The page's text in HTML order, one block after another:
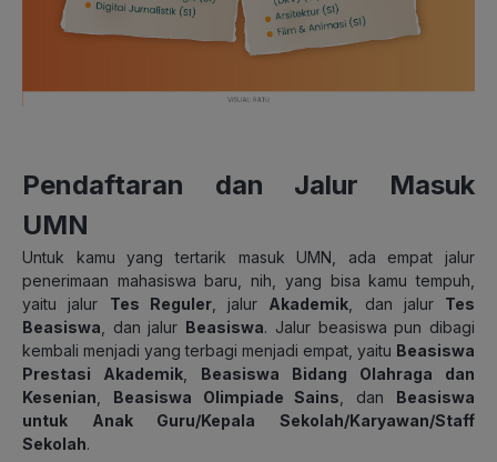
Pendaftaran dan Jalur Masuk
UMN
Untuk kamu yang tertarik masuk UMN, ada empat jalur
penerimaan mahasiswa baru, nih, yang bisa kamu tempuh,
yaitu jalur Tes Reguler, jalur Akademik , dan jalur Tes
Beasiswa , dan jalur Beasiswa. Jalur beasiswa pun dibagi
kembali menjadi yang terbagi menjadi empat, yaitu Beasiswa
Prestasi Akademik
Beasiswa Bidang Olahraga dan
Kesenian
Beasiswa Olimpiade Sains , dan Beasiswa
untuk Anak Guru/Kepala Sekolah/Karyawan/Staff
Sekolah.